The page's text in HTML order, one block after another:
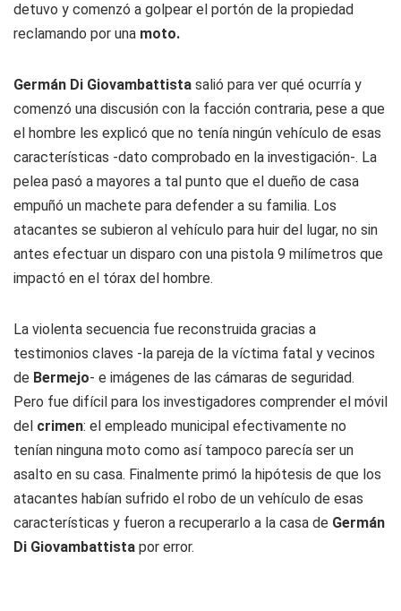
detuvo y comenzó a golpear el portón de la propiedad
reclamando por una moto.
Germán Di Giovambattista salió para ver qué ocurría y
comenzó una discusión con la facción contraria, pese a que
el hombre les explicó que no tenía ningún vehículo de esas
características -dato comprobado en la investigación-. La
pelea pasó a mayores a tal punto que el dueño de casa
empuñó un machete para defender a su familia. Los
atacantes se subieron al vehículo para huir del lugar, no sin
antes efectuar un disparo con una pistola 9 milímetros que
impactó en el tórax del hombre.
La violenta secuencia fue reconstruida gracias a
testimonios claves -la pareja de la víctima fatal y vecinos
de Bermejo- e imágenes de las cámaras de seguridad.
Pero fue difícil para los investigadores comprender el móvil
del crimen: el empleado municipal efectivamente no
tenían ninguna moto como así tampoco parecía ser un
asalto en su casa. Finalmente primó la hipótesis de que los
atacantes habían sufrido el robo de un vehículo de esas
características y fueron a recuperarlo a la casa de Germán
Di Giovambattista por error.